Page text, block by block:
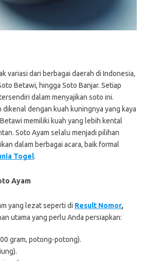
variasi dari berbagai daerah di Indonesia,
Betawi, hingga Soto Banjar. Setiap
dalam menyajikan soto ini.
dikenal dengan kuah kuningnya yang kaya
memiliki kuah yang lebih kental
Soto Ayam selalu menjadi pilihan
dalam berbagai acara, baik formal
Togel.
Ayam
yang lezat seperti di Result Nomor,
utama yang perlu Anda persiapkan:
gram, potong-potong).